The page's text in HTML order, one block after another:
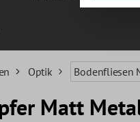
Optik Bodenfliesen
Matt